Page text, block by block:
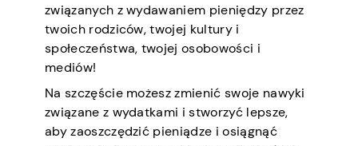
związanych z wydawaniem pieniędzy przez
twoich rodziców, twojej kultury i
społeczeństwa, twojej osobowości i
mediów!
Na szczęście możesz zmienić swoje nawyki
związane z wydatkami i stworzyć lepsze,
aby zaoszczędzić pieniądze i osiągnąć